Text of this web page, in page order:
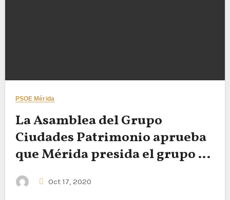
PSOE Mérida
La Asamblea del Grupo
Ciudades Patrimonio aprueba
que Mérida presida el grupo a
partir de enero de 2021
Oct 17, 2020